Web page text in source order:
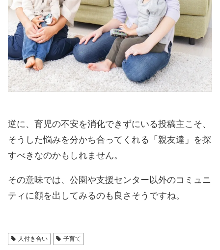
逆に、育児の不安を消化できずにいる投稿主こそ、
そうした悩みを分かち合ってくれる「親友達」を探
すべきなのかもしれません。
その意味では、公園や支援センター以外のコミュニ
ティに顔を出してみるのも良さそうですね。
人付き合い 子育て